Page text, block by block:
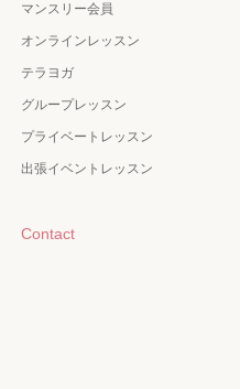
マンスリー会員
オンラインレッスン
テラヨガ
グループレッスン
プライベートレッスン
出張イベントレッスン
Contact